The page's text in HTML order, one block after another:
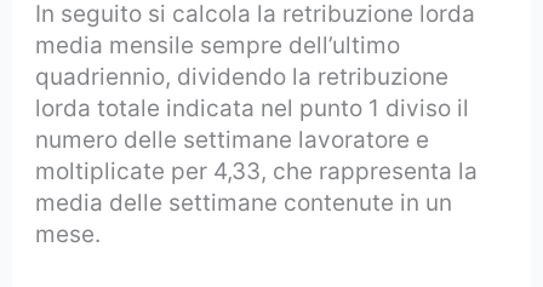
In seguito si calcola la retribuzione lorda
media mensile sempre dell’ultimo
quadriennio, dividendo la retribuzione
lorda totale indicata nel punto 1 diviso il
numero delle settimane lavoratore e
moltiplicate per 4,33, che rappresenta la
media delle settimane contenute in un
mese.